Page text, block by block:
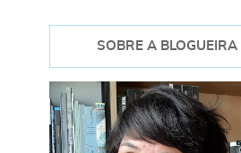
SOBRE A BLOGUEIRA